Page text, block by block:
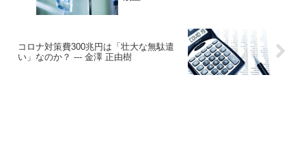
コロナ対策費300兆円は「壮大な無駄遣
い」なのか？ --- 金澤 正由樹